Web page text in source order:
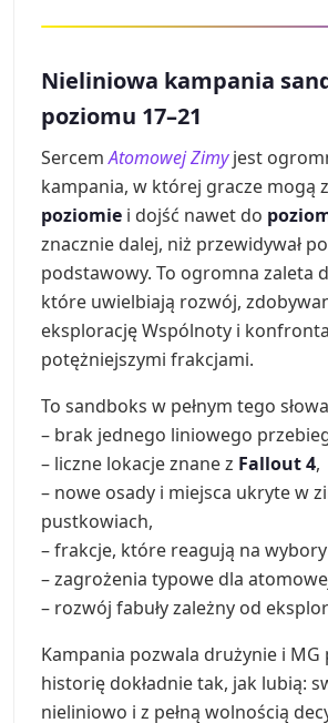
Nieliniowa kampania
poziomu 17–21
SercemAtomowej Zimyjest
kampania, w której gracze mogą
poziomie i dojść nawet do
znacznie dalej, niż przewidywał
podstawowy. To ogromna zaleta
które uwielbiają rozwój,
eksplorację Wspólnoty i
potężniejszymi frakcjami.
To sandboks w pełnym tego
– brak jednego liniowego
– liczne lokacje znane z Fallout 4,
– nowe osady i miejsca ukryte w
pustkowiach,
– frakcje, które reagują na
– zagrożenia typowe dla
– rozwój fabuły zależny od
Kampania pozwala drużynie i MG
historię dokładnie tak, jak lubią:
nieliniowo i z pełną wolnością